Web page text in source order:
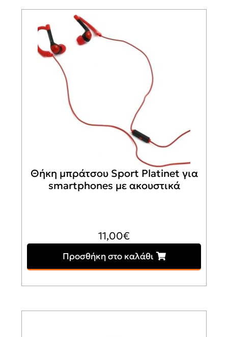
Θήκη μπράτσου Sport Platinet για
smartphones με ακουστικά
11,00€
Προσθήκη στο καλάθι